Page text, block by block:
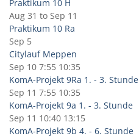
Praktikum 10 H
Aug 31 to Sep 11
Praktikum 10 Ra
Sep 5
Citylauf Meppen
Sep 10 7:55 10:35
KomA-Projekt 9Ra 1. - 3. Stunde
Sep 11 7:55 10:35
KomA-Projekt 9a 1. - 3. Stunde
Sep 11 10:40 13:15
KomA-Projekt 9b 4. - 6. Stunde